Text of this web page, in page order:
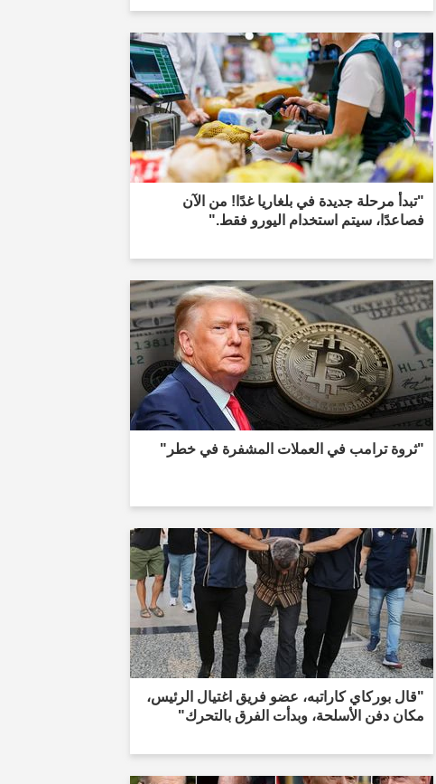
"تبدأ مرحلة جديدة في بلغاريا غدًا! من الآن
فصاعدًا، سيتم استخدام اليورو فقط."
"ثروة ترامب في العملات المشفرة في خطر"
"قال بوركاي كاراتبه، عضو فريق اغتيال الرئيس،
مكان دفن الأسلحة، وبدأت الفرق بالتحرك"